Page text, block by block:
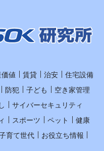
価値 賃貸 治安
住宅設備
防犯 子ども
空き家管理
サイバーセキュリティ
スポーツ ペット
健康
育て世代 お役立ち情報